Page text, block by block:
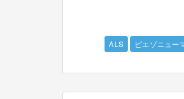
ALS ピエゾニュー